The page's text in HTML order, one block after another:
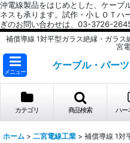
沖電線製品をはじめとした、ケーブ
ネスも承ります。試作・小ＬＯＴハ
ぎのお問い合わせは、03-3726-2645
補償導線 1対平型ガラス絶縁・ガラ
宮
メニュー
ケーブル・パー
カテゴリ 商品検索 ハー
ホーム > 二宮電線工業 > 補償導線 1対